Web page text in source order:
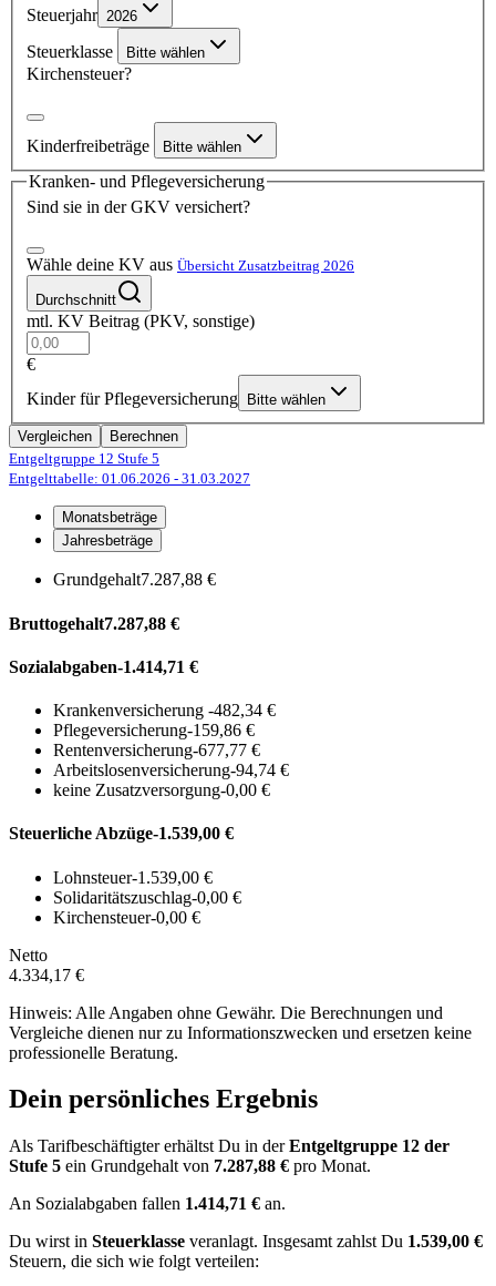
Steuerjahr 2026
Steuerklasse Bitte wählen
Kirchensteuer?
Kinderfreibeträge Bitte wählen
Kranken- und Pflegeversicherung
Sind sie in der GKV versichert?
Wähle deine KV aus Übersicht Zusatzbeitrag 2026
Durchschnitt
mtl. KV Beitrag (PKV, sonstige)
€
Kinder für Pflegeversicherung
Bitte wählen
Vergleichen
Berechnen
Entgeltgruppe 12 Stufe 5
Entgelttabelle: 01.06.2026 - 31.03.2027
Monatsbeträge
Jahresbeträge
Grundgehalt7.287,88 €
Bruttogehalt7.287,88 €
Sozialabgaben-1.414,71 €
Krankenversicherung -482,34 €
Pflegeversicherung-159,86 €
Rentenversicherung-677,77 €
Arbeitslosenversicherung-94,74 €
keine Zusatzversorgung-0,00 €
Steuerliche Abzüge-1.539,00 €
Lohnsteuer-1.539,00 €
Solidaritätszuschlag-0,00 €
Kirchensteuer-0,00 €
Netto
4.334,17 €
Hinweis: Alle Angaben ohne Gewähr. Die Berechnungen und
Vergleiche dienen nur zu Informationszwecken und ersetzen keine
professionelle Beratung.
Dein persönliches Ergebnis
Als Tarifbeschäftigter erhältst Du in derEntgeltgruppe 12 der
Stufe 5 ein Grundgehalt von 7.287,88 € pro Monat.
An Sozialabgaben fallen 1.414,71 € an.
Du wirst in Steuerklasse veranlagt. Insgesamt zahlst Du 1.539,00 €
Steuern, die sich wie folgt verteilen: